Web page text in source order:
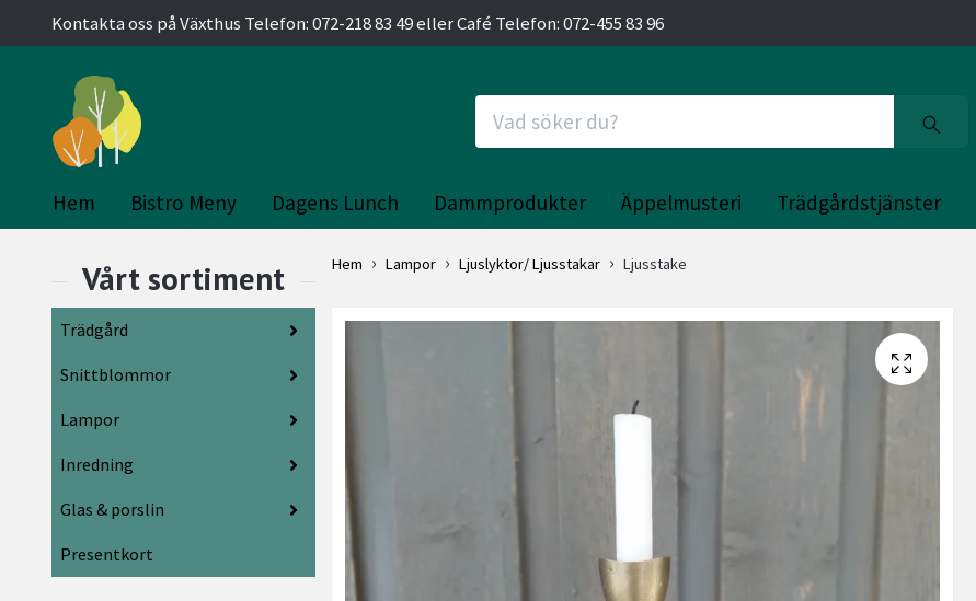
Kontakta oss på Växthus Telefon: 072-218 83 49 eller Café Telefon: 072-455 83 96
Hem Bistro Meny Dagens Lunch Dammprodukter Äppelmusteri Trädgårdstjänster
Trädgård
Snittblommor
Lampor
Inredning
Glas & porslin
Presentkort
Hem Lampor Ljuslyktor/ Ljusstakar Ljusstake